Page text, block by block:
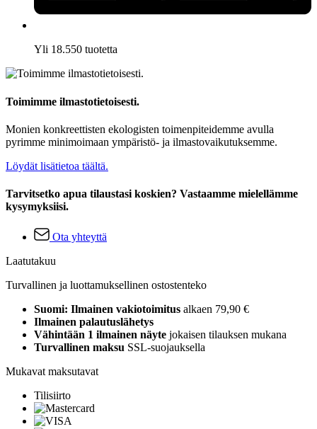
Yli 18.550 tuotetta
Toimimme ilmastotietoisesti.
Monien konkreettisten ekologisten toimenpiteidemme avulla
pyrimme minimoimaan ympäristö- ja ilmastovaikutuksemme.
Löydät lisätietoa täältä.
Tarvitsetko apua tilaustasi koskien? Vastaamme mielellämme
kysymyksiisi.
Ota yhteyttä
Laatutakuu
Turvallinen ja luottamuksellinen ostostenteko
Suomi: Ilmainen vakiotoimitus alkaen 79,90 €
Ilmainen palautuslähetys
Vähintään 1 ilmainen näyte jokaisen tilauksen mukana
Turvallinen maksu SSL-suojauksella
Mukavat maksutavat
Tilisiirto